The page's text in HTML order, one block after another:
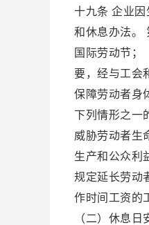
十九条 企业
和休息办法。
国际劳动节；
要，经与工会
保障劳动者身
下列情形之一
威胁劳动者生
生产和公众利
规定延长劳动
作时间工资的
（二）休息